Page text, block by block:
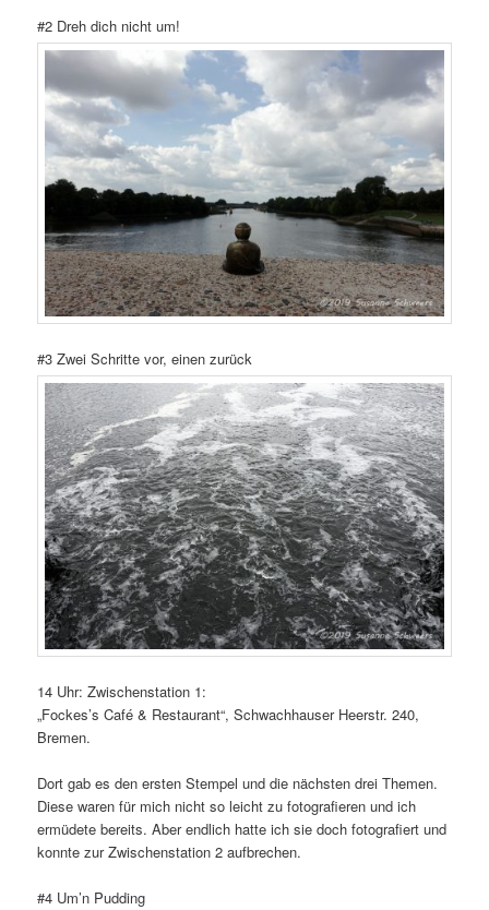
#2 Dreh dich nicht um!
#3 Zwei Schritte vor, einen zurück
14 Uhr: Zwischenstation 1:
„Fockes’s Café & Restaurant“, Schwachhauser Heerstr. 240,
Bremen.
Dort gab es den ersten Stempel und die nächsten drei Themen.
Diese waren für mich nicht so leicht zu fotografieren und ich
ermüdete bereits. Aber endlich hatte ich sie doch fotografiert und
konnte zur Zwischenstation 2 aufbrechen.
#4 Um’n Pudding